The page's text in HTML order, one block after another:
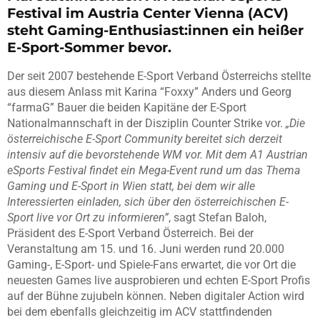
Festival im Austria Center Vienna (ACV)
steht Gaming-Enthusiast:innen ein heißer
E-Sport-Sommer bevor.
Der seit 2007 bestehende E-Sport Verband Österreichs stellte
aus diesem Anlass mit Karina “Foxxy” Anders und Georg
“farmaG” Bauer die beiden Kapitäne der E-Sport
Nationalmannschaft in der Disziplin Counter Strike vor. „Die
österreichische E-Sport Community bereitet sich derzeit
intensiv auf die bevorstehende WM vor. Mit dem A1 Austrian
eSports Festival findet ein Mega-Event rund um das Thema
Gaming und E-Sport in Wien statt, bei dem wir alle
Interessierten einladen, sich über den österreichischen E-
Sport live vor Ort zu informieren”, sagt Stefan Baloh,
Präsident des E-Sport Verband Österreich. Bei der
Veranstaltung am 15. und 16. Juni werden rund 20.000
Gaming-, E-Sport- und Spiele-Fans erwartet, die vor Ort die
neuesten Games live ausprobieren und echten E-Sport Profis
auf der Bühne zujubeln können. Neben digitaler Action wird
bei dem ebenfalls gleichzeitig im ACV stattfindenden